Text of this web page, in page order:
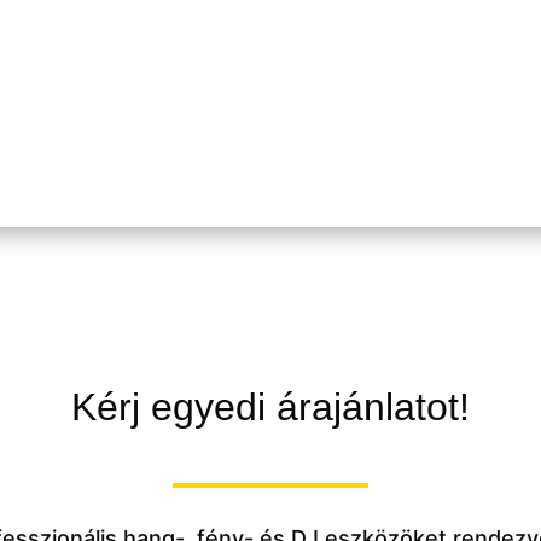
Kérj egyedi árajánlatot!